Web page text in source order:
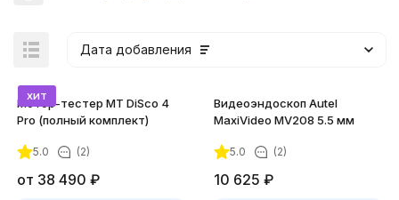
Дата добавления
хит
Мотор-тестер MT DiSco 4
Pro (полный комплект)
5.0 (2)
от 38 490 ₽
Видеоэндоскоп Autel
MaxiVideo MV208 5.5 мм
5.0 (2)
10 625 ₽